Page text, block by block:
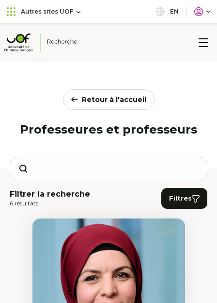
Aller
au
principal
Passer
au
Autres sites UOF EN
Université
Retour à l'accueil
Professeures et professeurs
Search
Filtrer la recherche
6 résultats
Filtres